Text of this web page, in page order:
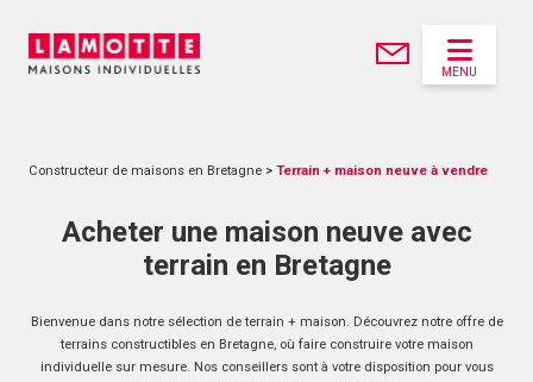
MENU
Constructeur de maisons en Bretagne > Terrain + maison neuve à vendre
Acheter une maison neuve avec
terrain en Bretagne
Bienvenue dans notre sélection de terrain + maison. Découvrez notre offre de
terrains constructibles en Bretagne, où faire construire votre maison
individuelle sur mesure. Nos conseillers sont à votre disposition pour vous